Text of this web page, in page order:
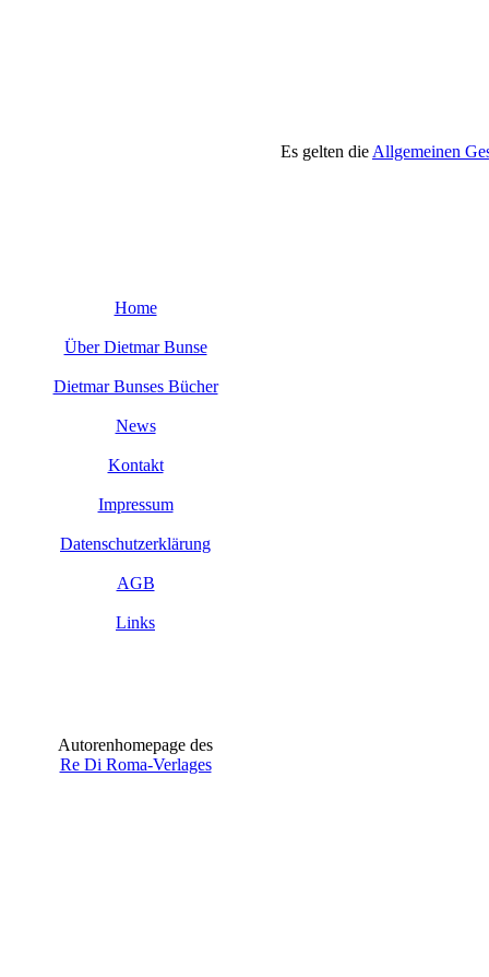
Home
Über Dietmar Bunse
Dietmar Bunses Bücher
News
Kontakt
Impressum
Datenschutzerklärung
AGB
Links
Autorenhomepage des
Re Di Roma-Verlages
Es gelten die Allgemeinen